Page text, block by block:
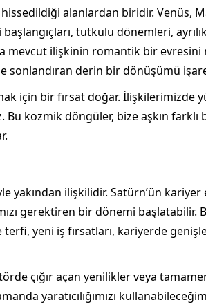
alanlardan biridir. Venüs,
tutkulu dönemleri,
ilişkinin romantik bir evresini
derin bir dönüşümü
için bir fırsat doğar. İlişkilerimizde
kozmik döngüler, bize aşkın
yakından ilişkilidir. Satürn’ün
gerektiren bir dönemi başlatabilir.
yeni iş fırsatları, kariyerde
çığır açan yenilikler veya
yaratıcılığımızı